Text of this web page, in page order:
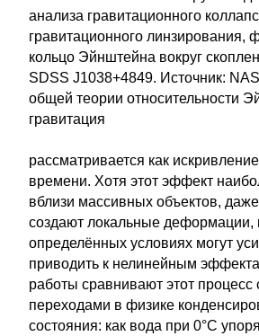
анализа гравитационного
гравитационного линзирования,
кольцо Эйнштейна вокруг
SDSS J1038+4849. Источник:
общей теории относительности
гравитация
рассматривается как
времени. Хотя этот эффект
вблизи массивных объектов,
создают локальные деформации,
определённых условиях могут
приводить к нелинейным
работы сравнивают этот
переходами в физике
состояния: как вода при 0°C